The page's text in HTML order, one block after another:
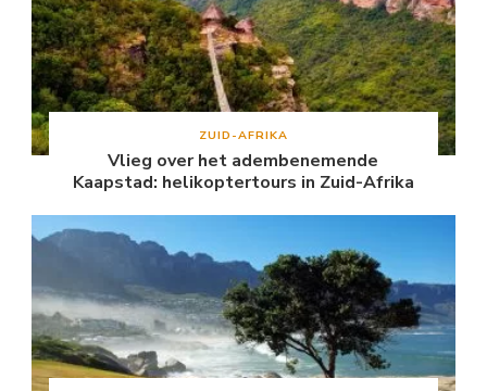
ZUID-AFRIKA
Vlieg over het adembenemende
Kaapstad: helikoptertours in Zuid-Afrika